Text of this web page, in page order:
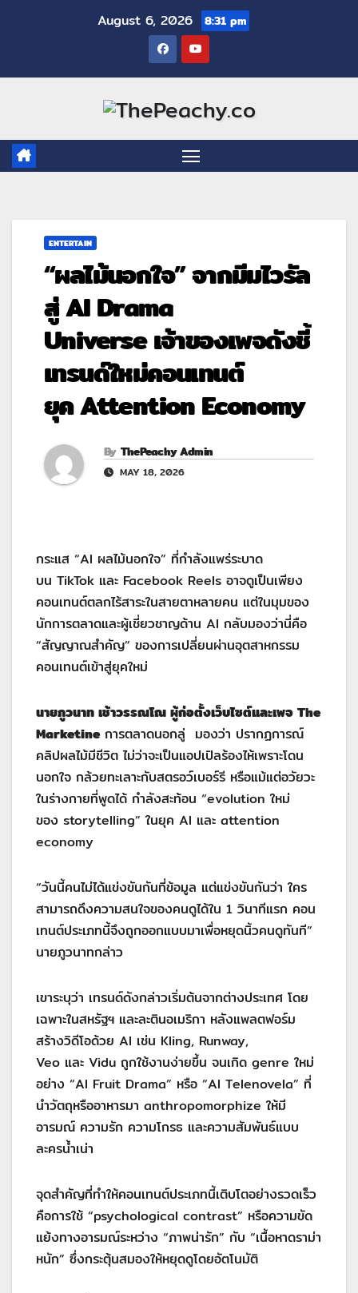
August 6, 2026 8:31 pm
ENTERTAIN
“ผลไม้นอกใจ” จากมีมไวรัล
สู่ AI Drama
Universe เจ้าของเพจดังชี้
เทรนด์ใหม่คอนเทนต์
ยุค Attention Economy
By ThePeachy Admin
MAY 18, 2026
กระแส “AI ผลไม้นอกใจ” ที่กำลังแพร่ระบาด
บน TikTok และ Facebook Reels อาจดูเป็นเพียง
คอนเทนต์ตลกไร้สาระในสายตาหลายคน แต่ในมุมของ
นักการตลาดและผู้เชี่ยวชาญด้าน AI กลับมองว่านี่คือ
“สัญญาณสำคัญ” ของการเปลี่ยนผ่านอุตสาหกรรม
คอนเทนต์เข้าสู่ยุคใหม่
นายภูวนาท เช้าวรรณโณ ผู้ก่อตั้งเว็บไซต์และเพจ The
Marketineการตลาดนอกลู่ มองว่า ปรากฏการณ์
คลิปผลไม้มีชีวิต ไม่ว่าจะเป็นแอปเปิลร้องไห้เพราะโดน
นอกใจ กล้วยทะเลาะกับสตรอว์เบอร์รี หรือแม้แต่อวัยวะ
ในร่างกายที่พูดได้ กำลังสะท้อน “evolution ใหม่
ของ storytelling” ในยุค AI และ attention
economy
“วันนี้คนไม่ได้แข่งขันกันที่ข้อมูล แต่แข่งขันกันว่า ใคร
สามารถดึงความสนใจของคนดูได้ใน 1 วินาทีแรก คอน
เทนต์ประเภทนี้จึงถูกออกแบบมาเพื่อหยุดนิ้วคนดูทันที”
นายภูวนาทกล่าว
เขาระบุว่า เทรนด์ดังกล่าวเริ่มต้นจากต่างประเทศ โดย
เฉพาะในสหรัฐฯ และละตินอเมริกา หลังแพลตฟอร์ม
สร้างวิดีโอด้วย AI เช่น Kling, Runway,
Veo และ Vidu ถูกใช้งานง่ายขึ้น จนเกิด genre ใหม่
อย่าง “AI Fruit Drama” หรือ “AI Telenovela” ที่
นำวัตถุหรืออาหารมา anthropomorphize ให้มี
อารมณ์ ความรัก ความโกรธ และความสัมพันธ์แบบ
ละครน้ำเน่า
จุดสำคัญที่ทำให้คอนเทนต์ประเภทนี้เติบโตอย่างรวดเร็ว
คือการใช้ “psychological contrast” หรือความขัด
แย้งทางอารมณ์ระหว่าง “ภาพน่ารัก” กับ “เนื้อหาดราม่า
หนัก” ซึ่งกระตุ้นสมองให้หยุดดูโดยอัตโนมัติ